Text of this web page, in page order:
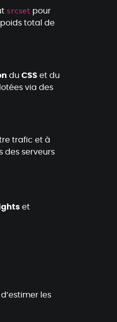
srcset pour
total de
du CSS et du
via des
trafic et à
des serveurs
et
les